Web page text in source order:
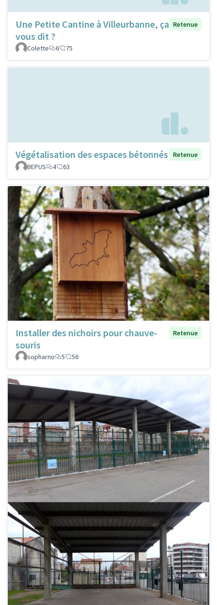
Une Petite Cantine à Villeurbanne, ça
vous dit ?
Retenue
Colette 6 75
Végétalisation des espaces bétonnés
Retenue
BEPUS
4 63
Installer des nichoirs pour chauve-
souris
Retenue
sopharno 5 56